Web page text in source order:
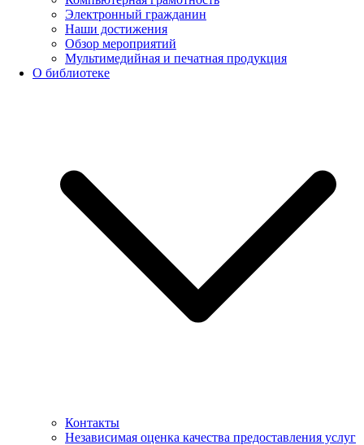
Электронный гражданин
Наши достижения
Обзор мероприятий
Мультимедийная и печатная продукция
О библиотеке
Контакты
Независимая оценка качества предоставления услуг